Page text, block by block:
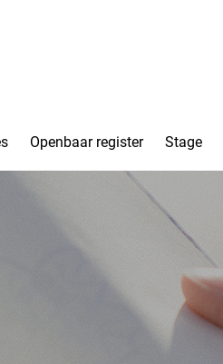
Openbaar register Stage